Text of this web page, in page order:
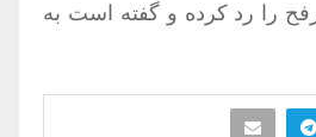
را رد کرده و گفته است به